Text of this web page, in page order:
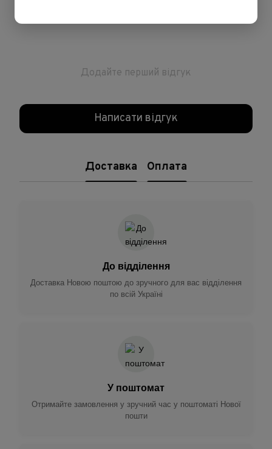
Додайте перший відгук
Написати відгук
Доставка Оплата
До відділення
Доставка Новою поштою до зручного для вас відділення
по всій Україні
У поштомат
Отримайте замовлення у зручний час у поштоматі Нової
пошти